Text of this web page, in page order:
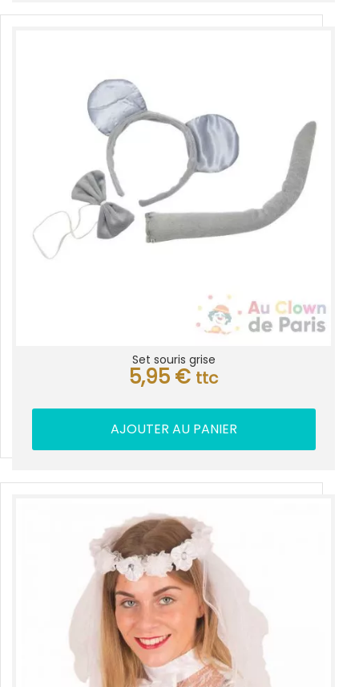
Set souris grise
5,95 € ttc
AJOUTER AU PANIER